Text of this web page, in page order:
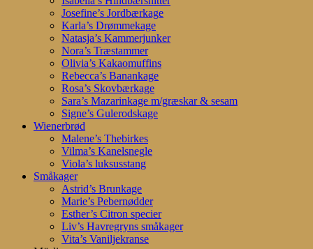
Josefine’s Jordbærkage
Karla’s Drømmekage
Natasja’s Kammerjunker
Nora’s Træstammer
Olivia’s Kakaomuffins
Rebecca’s Banankage
Rosa’s Skovbærkage
Sara’s Mazarinkage m/græskar & sesam
Signe’s Gulerodskage
Wienerbrød
Malene’s Thebirkes
Vilma’s Kanelsnegle
Viola’s luksusstang
Småkager
Astrid’s Brunkage
Marie’s Pebernødder
Esther’s Citron specier
Liv’s Havregryns småkager
Vita’s Vaniljekranse